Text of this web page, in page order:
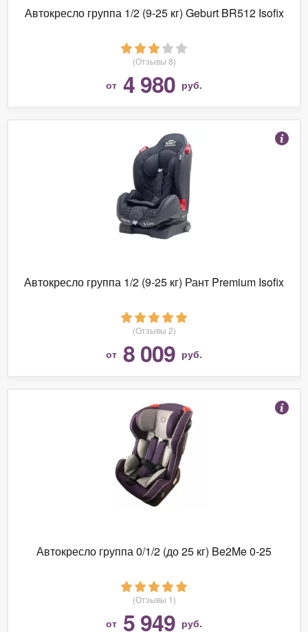
Автокресло группа 1/2 (9-25 кг) Geburt BR512 Isofix
(Отзывы 8)
от 4 980 руб.
Автокресло группа 1/2 (9-25 кг) Рант Premium Isofix
(Отзывы 2)
от 8 009 руб.
Автокресло группа 0/1/2 (до 25 кг) Be2Me 0-25
(Отзывы 1)
от 5 949 руб.